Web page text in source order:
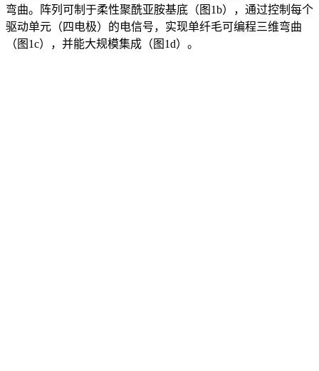
弯曲。阵列可制于柔性聚酰亚胺基底（图1b），通过控制每个
驱动单元（四电极）的电信号，实现单纤毛可编程三维弯曲
（图1c），并能大规模集成（图1d）。